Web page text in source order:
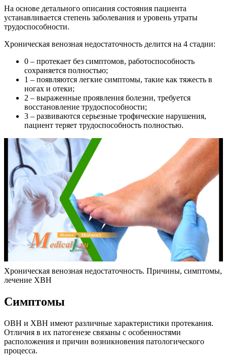
На основе детального описания состояния пациента
устанавливается степень заболевания и уровень утраты
трудоспособности.
Хроническая венозная недостаточность делится на 4 стадии:
0 – протекает без симптомов, работоспособность
сохраняется полностью;
1 – появляются легкие симптомы, такие как тяжесть в
ногах и отеки;
2 – выраженные проявления болезни, требуется
восстановление трудоспособности;
3 – развиваются серьезные трофические нарушения,
пациент теряет трудоспособность полностью.
Хроническая венозная недостаточность. Причины, симптомы,
лечение ХВН
Симптомы
ОВН и ХВН имеют различные характеристики протекания.
Отличия в их патогенезе связаны с особенностями
расположения и причин возникновения патологического
процесса.